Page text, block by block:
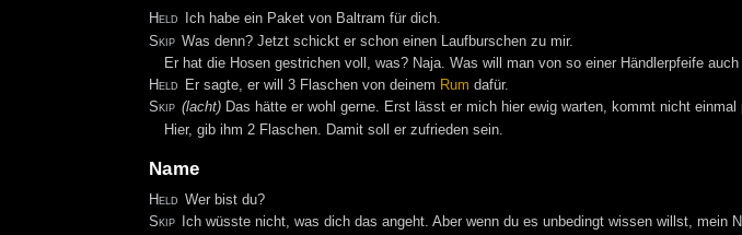
Held
Ich habe ein Paket von Baltram für dich.
Skip Was denn? Jetzt schickt er schon einen Laufburschen zu mir.
Er hat die Hosen gestrichen voll, was? Naja. Was will man von so einer Händlerpfeife auch
Held
Er sagte, er will 3 Flaschen von deinem Rum dafür.
Skip (lacht) Das hätte er wohl gerne. Erst lässt er mich hier ewig warten, kommt nicht
Hier, gib ihm 2 Flaschen. Damit soll er zufrieden sein.
Name
Held Wer bist du?
Skip
Ich wüsste nicht, was dich das angeht. Aber wenn du es unbedingt wissen willst, mein